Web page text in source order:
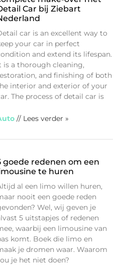
Car bij Ziebart
car is an excellent way to
your car in perfect
and extend its lifespan.
is a thorough cleaning,
and finishing of both
interior and exterior of your
The process of detail car is
// Lees verder »
goede redenen om een
te huren
al een limo willen huren,
nooit een goede reden
Wel, wij geven je
5 uitstapjes of redenen
waarbij een limousine van
komt. Boek die limo en
je dromen waar. Waarom
je het niet doen?